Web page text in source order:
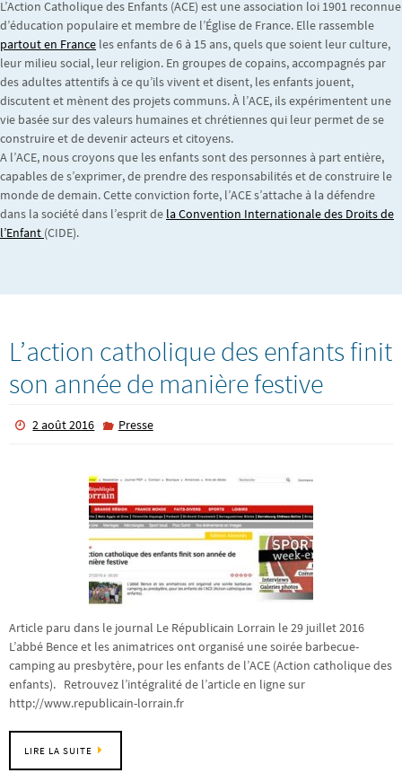
L’Action Catholique des Enfants (ACE) est une association loi 1901 reconnue
d’éducation populaire et membre de l’Église de France. Elle rassemble
partout en France les enfants de 6 à 15 ans, quels que soient leur culture,
leur milieu social, leur religion. En groupes de copains, accompagnés par
des adultes attentifs à ce qu’ils vivent et disent, les enfants jouent,
discutent et mènent des projets communs. À l’ACE, ils expérimentent une
vie basée sur des valeurs humaines et chrétiennes qui leur permet de se
construire et de devenir acteurs et citoyens.
A l’ACE, nous croyons que les enfants sont des personnes à part entière,
capables de s’exprimer, de prendre des responsabilités et de construire le
monde de demain. Cette conviction forte, l’ACE s’attache à la défendre
dans la société dans l’esprit de la Convention Internationale des Droits de
l’Enfant (CIDE).
L’action catholique des enfants finit
son année de manière festive
2 août 2016 Presse
Article paru dans le journal Le Républicain Lorrain le 29 juillet 2016
L’abbé Bence et les animatrices ont organisé une soirée barbecue-
camping au presbytère, pour les enfants de l’ACE (Action catholique des
enfants). Retrouvez l’intégralité de l’article en ligne sur
http://www.republicain-lorrain.fr
LIRE LA SUITE